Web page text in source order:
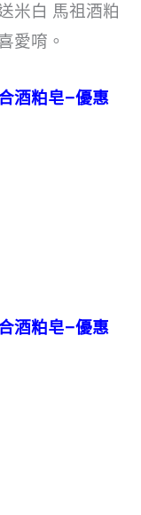
米白 馬祖酒粕
愛唷。
酒粕皂–優惠
酒粕皂–優惠